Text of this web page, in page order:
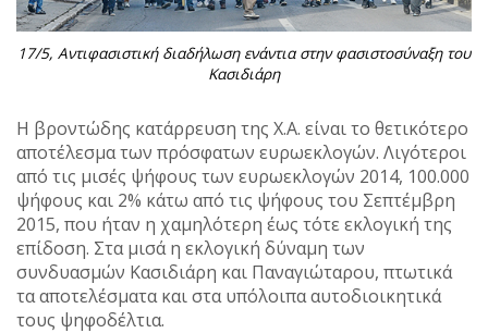
17/5, Αντιφασιστική διαδήλωση ενάντια στην φασιστοσύναξη του
Κασιδιάρη
Η βροντώδης κατάρρευση της Χ.Α. είναι το θετικότερο
αποτέλεσμα των πρόσφατων ευρωεκλογών. Λιγότεροι
από τις μισές ψήφους των ευρωεκλογών 2014, 100.000
ψήφους και 2% κάτω από τις ψήφους του Σεπτέμβρη
2015, που ήταν η χαμηλότερη έως τότε εκλογική της
επίδοση. Στα μισά η εκλογική δύναμη των
συνδυασμών Κασιδιάρη και Παναγιώταρου, πτωτικά
τα αποτελέσματα και στα υπόλοιπα αυτοδιοικητικά
τους ψηφοδέλτια.